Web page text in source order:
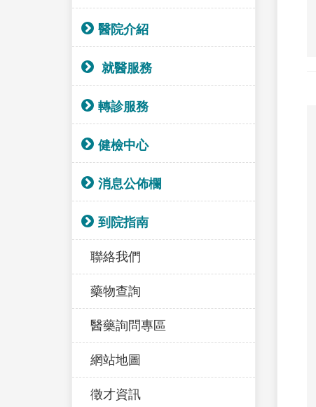
醫院介紹
就醫服務
轉診服務
健檢中心
消息公佈欄
到院指南
聯絡我們
藥物查詢
醫藥詢問專區
網站地圖
徵才資訊